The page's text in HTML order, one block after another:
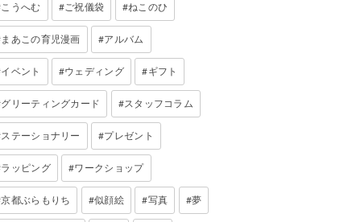
こうへむ ご祝儀袋 ねこのひ
まあこの育児漫画 アルバム
イベント ウェディング ギフト
グリーティングカード スタッフコラム
ステーショナリー プレゼント
ラッピング ワークショップ
京都ぶらもりち 似顔絵 写真 夢